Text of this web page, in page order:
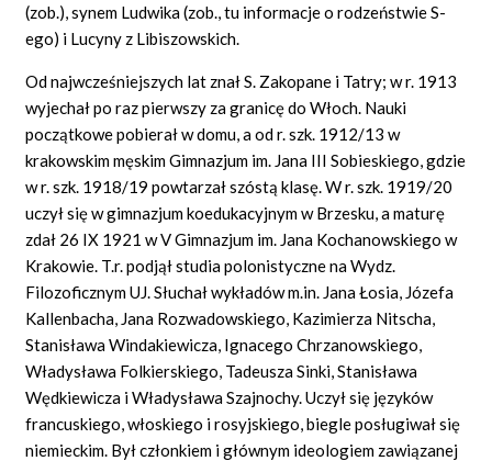
(zob.), synem Ludwika (zob., tu informacje o rodzeństwie S-
ego) i Lucyny z Libiszowskich.
Od najwcześniejszych lat znał S. Zakopane i Tatry; w r. 1913
wyjechał po raz pierwszy za granicę do Włoch. Nauki
początkowe pobierał w domu, a od r. szk. 1912/13 w
krakowskim męskim Gimnazjum im. Jana III Sobieskiego, gdzie
w r. szk. 1918/19 powtarzał szóstą klasę. W r. szk. 1919/20
uczył się w gimnazjum koedukacyjnym w Brzesku, a maturę
zdał 26 IX 1921 w V Gimnazjum im. Jana Kochanowskiego w
Krakowie. T.r. podjął studia polonistyczne na Wydz.
Filozoficznym UJ. Słuchał wykładów m.in. Jana Łosia, Józefa
Kallenbacha, Jana Rozwadowskiego, Kazimierza Nitscha,
Stanisława Windakiewicza, Ignacego Chrzanowskiego,
Władysława Folkierskiego, Tadeusza Sinki, Stanisława
Wędkiewicza i Władysława Szajnochy. Uczył się języków
francuskiego, włoskiego i rosyjskiego, biegle posługiwał się
niemieckim. Był członkiem i głównym ideologiem zawiązanej